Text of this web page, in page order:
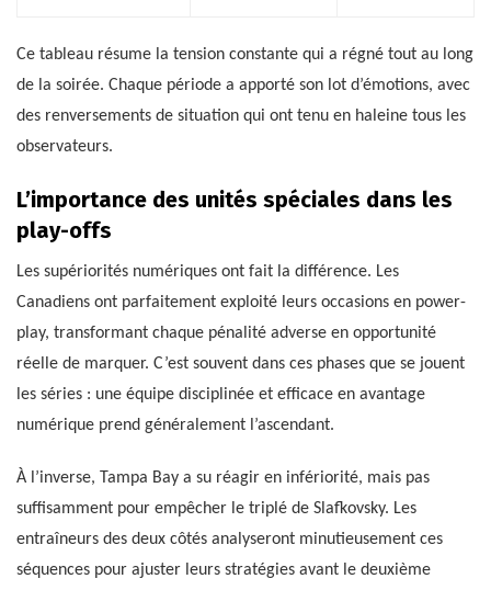
Ce tableau résume la tension constante qui a régné tout au long
de la soirée. Chaque période a apporté son lot d’émotions, avec
des renversements de situation qui ont tenu en haleine tous les
observateurs.
L’importance des unités spéciales dans les
play-offs
Les supériorités numériques ont fait la différence. Les
Canadiens ont parfaitement exploité leurs occasions en power-
play, transformant chaque pénalité adverse en opportunité
réelle de marquer. C’est souvent dans ces phases que se jouent
les séries : une équipe disciplinée et efficace en avantage
numérique prend généralement l’ascendant.
À l’inverse, Tampa Bay a su réagir en infériorité, mais pas
suffisamment pour empêcher le triplé de Slafkovsky. Les
entraîneurs des deux côtés analyseront minutieusement ces
séquences pour ajuster leurs stratégies avant le deuxième